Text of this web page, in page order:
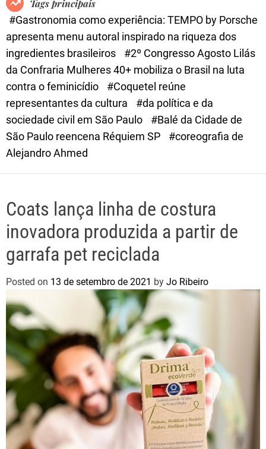
e
Tags principais
#Gastronomia como experiência: TEMPO by Porsche
apresenta menu autoral inspirado na riqueza dos
ingredientes brasileiros
#2º Congresso Agosto Lilás
da Confraria Mulheres 40+ mobiliza o Brasil na luta
contra o feminicídio
#Coquetel reúne
representantes da cultura
#da política e da
sociedade civil em São Paulo
#Balé da Cidade de
São Paulo reencena Réquiem SP
#coreografia de
Alejandro Ahmed
Coats lança linha de costura
inovadora produzida a partir de
garrafa pet reciclada
Posted on 13 de setembro de 2021 by Jo Ribeiro